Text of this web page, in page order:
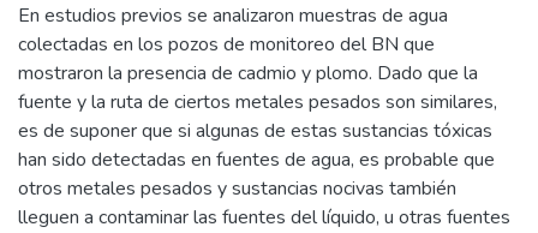
En estudios previos se analizaron muestras de agua
colectadas en los pozos de monitoreo del BN que
mostraron la presencia de cadmio y plomo. Dado que la
fuente y la ruta de ciertos metales pesados son similares,
es de suponer que si algunas de estas sustancias tóxicas
han sido detectadas en fuentes de agua, es probable que
otros metales pesados y sustancias nocivas también
lleguen a contaminar las fuentes del líquido, u otras fuentes